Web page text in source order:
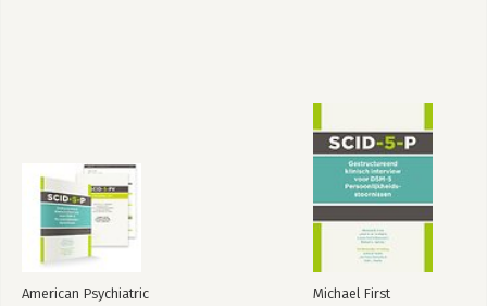
American Psychiatric
Michael First